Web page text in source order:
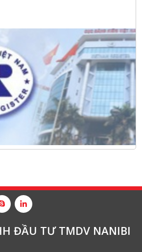
ĐẦU TƯ TMDV NANIBI